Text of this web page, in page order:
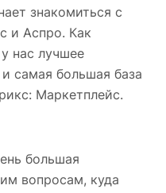
знакомиться с
и Аспро. Как
нас лучшее
самая большая база
Маркетплейс.
большая
вопросам, куда